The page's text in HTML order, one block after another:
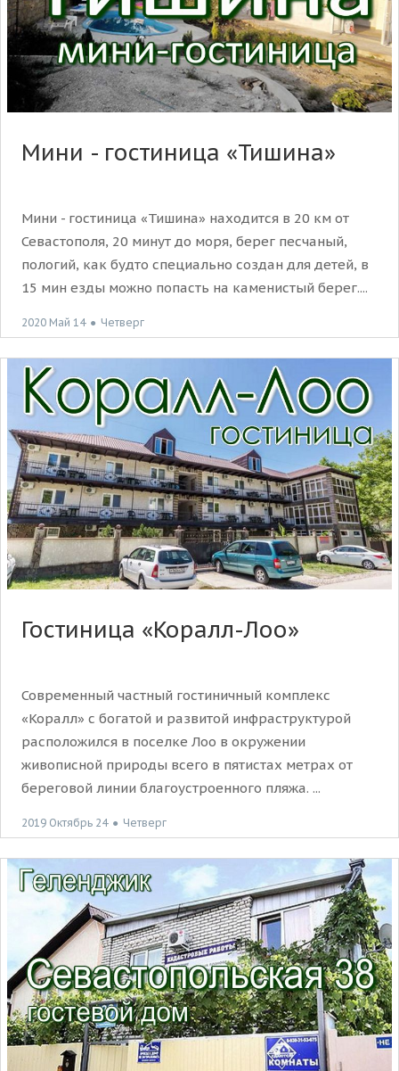
Мини - гостиница «Тишина»
Мини - гостиница «Тишина» находится в 20 км от
Севастополя, 20 минут до моря, берег песчаный,
пологий, как будто специально создан для детей, в
15 мин езды можно попасть на каменистый берег....
2020 Май 14 ● Четверг
Гостиница «Коралл-Лоо»
Современный частный гостиничный комплекс
«Коралл» с богатой и развитой инфраструктурой
расположился в поселке Лоо в окружении
живописной природы всего в пятистах метрах от
береговой линии благоустроенного пляжа. ...
2019 Октябрь 24 ● Четверг